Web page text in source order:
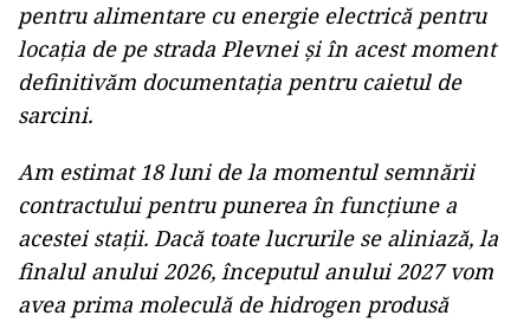
pentru alimentare cu energie electrică pentru
locația de pe strada Plevnei și în acest moment
definitivăm documentația pentru caietul de
sarcini.
Am estimat 18 luni de la momentul semnării
contractului pentru punerea în funcțiune a
acestei stații. Dacă toate lucrurile se aliniază, la
finalul anului 2026, începutul anului 2027 vom
avea prima moleculă de hidrogen produsă